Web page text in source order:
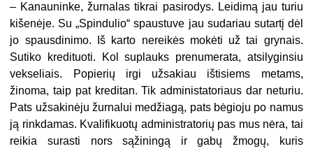
– Kanauninke, žurnalas tikrai pasirodys. Leidimą jau turiu
kišenėje. Su „Spindulio“ spaustuve jau sudariau sutartį dėl
jo spausdinimo. Iš karto nereikės mokėti už tai grynais.
Sutiko kredituoti. Kol suplauks prenumerata, atsilyginsiu
vekseliais. Popierių irgi užsakiau ištisiems metams,
žinoma, taip pat kreditan. Tik administatoriaus dar neturiu.
Pats užsakinėju žurnalui medžiagą, pats bėgioju po namus
ją rinkdamas. Kvalifikuotų administratorių pas mus nėra, tai
reikia surasti nors sąžiningą ir gabų žmogų, kuris